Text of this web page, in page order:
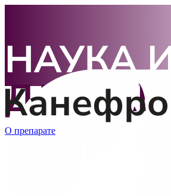
О препарате